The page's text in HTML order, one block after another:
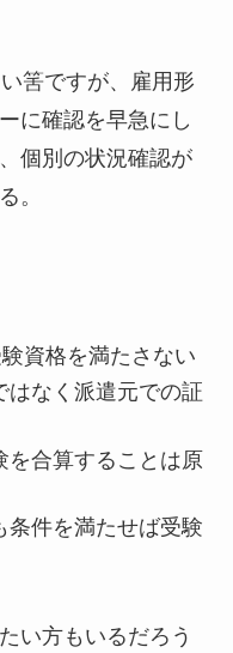
筈ですが、雇用形
に確認を早急にし
個別の状況確認が
。
資格を満たさない
はなく派遣元での証
を合算することは原
条件を満たせば受験
い方もいるだろう